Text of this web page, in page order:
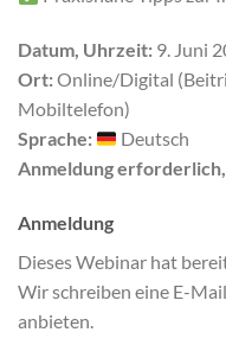
Datum, Uhrzeit: 9. Juni
Ort:Online/Digital
Mobiltelefon)
Sprache:
Deutsch
Anmeldung
Anmeldung
Dieses Webinar hat
Wir schreiben eine E-
anbieten.